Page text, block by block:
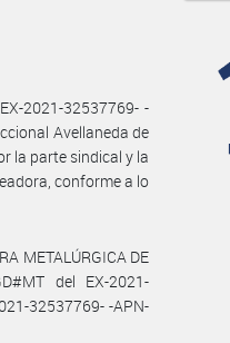
2021-32537769- -
Avellaneda de
la parte sindical y la
conforme a lo
METALÚRGICA DE
del EX-2021-
32537769- -APN-